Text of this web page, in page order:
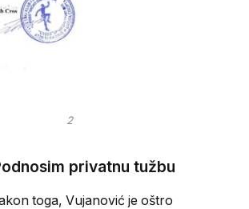
2
privatnu tužbu
toga, Vujanović je oštro